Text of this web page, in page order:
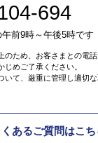
694
前9時～午後5時です
のため、お客さまとの電
めご了承ください。
いて、厳重に管理し適切
くあるご質問はこち